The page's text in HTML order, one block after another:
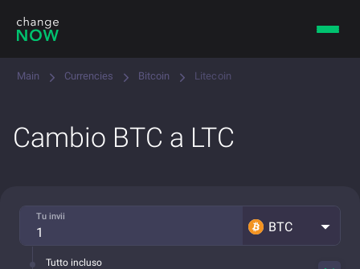
Main Currencies Bitcoin Litecoin
Cambio BTC a LTC
Tu invii
BTC
Tutto incluso